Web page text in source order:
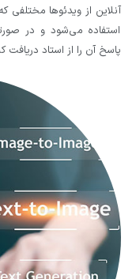
آنلاین از ویدئوها مختلفی
استفاده می‌شود و در
پاسخ آن را از استاد دریافت